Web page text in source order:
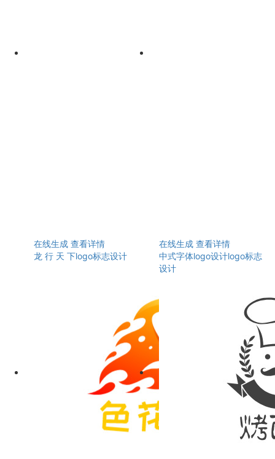
在线生成 查看详情
龙 行 天 下logo标志设计
在线生成 查看详情
中式字体logo设计logo标志
设计